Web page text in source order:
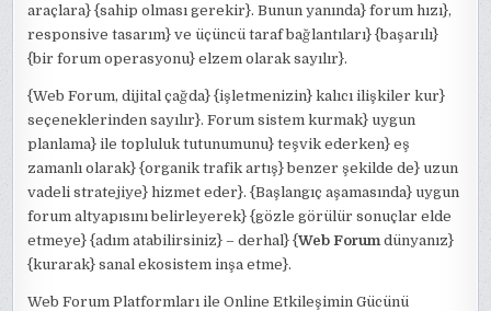
araçlara} {sahip olması gerekir}. Bunun yanında} forum hızı},
responsive tasarım} ve üçüncü taraf bağlantıları} {başarılı}
{bir forum operasyonu} elzem olarak sayılır}.
{Web Forum, dijital çağda} {işletmenizin} kalıcı ilişkiler kur}
seçeneklerinden sayılır}. Forum sistem kurmak} uygun
planlama} ile topluluk tutunumunu} teşvik ederken} eş
zamanlı olarak} {organik trafik artış} benzer şekilde de} uzun
vadeli stratejiye} hizmet eder}. {Başlangıç aşamasında} uygun
forum altyapısını belirleyerek} {gözle görülür sonuçlar elde
etmeye} {adım atabilirsiniz} – derhal} {Web Forumdünyanız}
{kurarak} sanal ekosistem inşa etme}.
Web Forum Platformları ile Online Etkileşimin Gücünü